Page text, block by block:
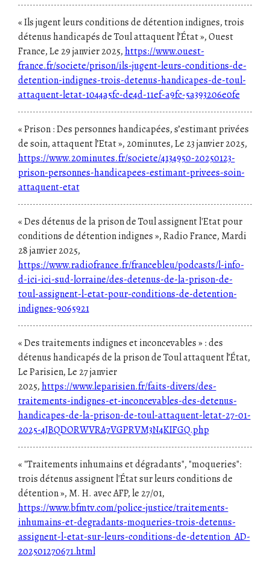
« Ils jugent leurs conditions de détention indignes, trois
détenus handicapés de Toul attaquent l’État », Ouest
France, Le 29 janvier 2025,https://www.ouest-
france.fr/societe/prison/ils-jugent-leurs-conditions-de-
detention-indignes-trois-detenus-handicapes-de-toul-
attaquent-letat-1044a5fc-de4d-11ef-a9fc-5a393206e0fe
« Prison : Des personnes handicapées, s’estimant privées
de soin, attaquent l’Etat », 20minutes, Le 23 janvier 2025,
https://www.20minutes.fr/societe/4134950-20250123-
prison-personnes-handicapees-estimant-privees-soin-
attaquent-etat
« Des détenus de la prison de Toul assignent l'Etat pour
conditions de détention indignes », Radio France, Mardi
28 janvier 2025,
https://www.radiofrance.fr/francebleu/podcasts/l-info-
d-ici-ici-sud-lorraine/des-detenus-de-la-prison-de-
toul-assignent-l-etat-pour-conditions-de-detention-
indignes-9065921
« Des traitements indignes et inconcevables » : des
détenus handicapés de la prison de Toul attaquent l’État,
Le Parisien, Le 27 janvier
2025,https://www.leparisien.fr/faits-divers/des-
traitements-indignes-et-inconcevables-des-detenus-
handicapes-de-la-prison-de-toul-attaquent-letat-27-01-
2025-4JBQDORWVRA7VGPRVM3N4KIFGQ.php
« "Traitements inhumains et dégradants", "moqueries":
trois détenus assignent l'État sur leurs conditions de
détention », M. H. avec AFP, le 27/01,
https://www.bfmtv.com/police-justice/traitements-
inhumains-et-degradants-moqueries-trois-detenus-
assignent-l-etat-sur-leurs-conditions-de-detention_AD-
202501270671.html